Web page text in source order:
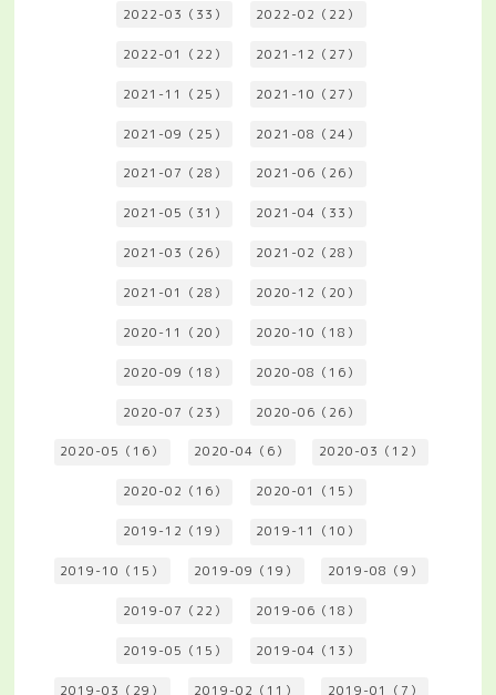
2022-03（33） 2022-02（22）
2022-01（22） 2021-12（27）
2021-11（25） 2021-10（27）
2021-09（25） 2021-08（24）
2021-07（28） 2021-06（26）
2021-05（31） 2021-04（33）
2021-03（26） 2021-02（28）
2021-01（28） 2020-12（20）
2020-11（20） 2020-10（18）
2020-09（18） 2020-08（16）
2020-07（23） 2020-06（26）
2020-05（16） 2020-04（6） 2020-03（12）
2020-02（16） 2020-01（15）
2019-12（19） 2019-11（10）
2019-10（15） 2019-09（19） 2019-08（9）
2019-07（22） 2019-06（18）
2019-05（15） 2019-04（13）
2019-03（29） 2019-02（11） 2019-01（7）